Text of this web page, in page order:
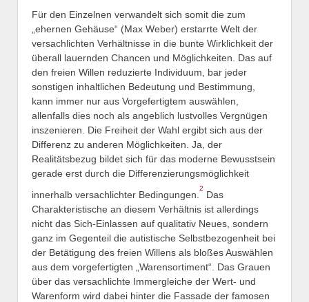
Für den Einzelnen verwandelt sich somit die zum
„ehernen Gehäuse“ (Max Weber) erstarrte Welt der
versachlichten Verhältnisse in die bunte Wirklichkeit der
überall lauernden Chancen und Möglichkeiten. Das auf
den freien Willen reduzierte Individuum, bar jeder
sonstigen inhaltlichen Bedeutung und Bestimmung,
kann immer nur aus Vorgefertigtem auswählen,
allenfalls dies noch als angeblich lustvolles Vergnügen
inszenieren. Die Freiheit der Wahl ergibt sich aus der
Differenz zu anderen Möglichkeiten. Ja, der
Realitätsbezug bildet sich für das moderne Bewusstsein
gerade erst durch die Differenzierungsmöglichkeit
innerhalb versachlichter Bedingungen.
2
Das
Charakteristische an diesem Verhältnis ist allerdings
nicht das Sich-Einlassen auf qualitativ Neues, sondern
ganz im Gegenteil die autistische Selbstbezogenheit bei
der Betätigung des freien Willens als bloßes Auswählen
aus dem vorgefertigten „Warensortiment“. Das Grauen
über das versachlichte Immergleiche der Wert- und
Warenform wird dabei hinter die Fassade der famosen